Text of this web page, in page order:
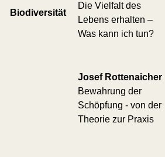
Biodiversität
Die Vielfalt des
Lebens erhalten –
Was kann ich tun?
Josef Rottenaicher
Bewahrung der
Schöpfung - von der
Theorie zur Praxis